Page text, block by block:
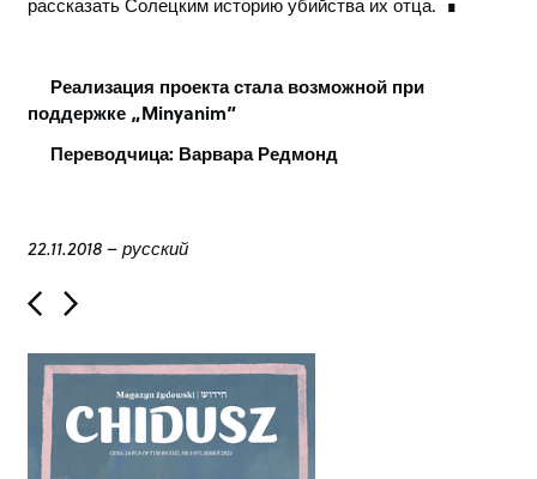
Реализация проекта стала возможной при
поддержке „Minyanim”
Переводчица: Варвара Редмонд
22.11.2018–русский
P
o